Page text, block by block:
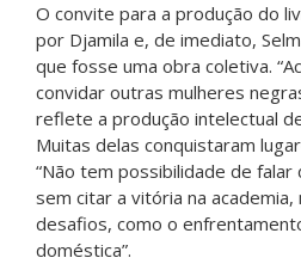
O convite para a produção do
por Djamila e, de imediato,
que fosse uma obra coletiva.
convidar outras mulheres
reflete a produção intelectual
Muitas delas conquistaram
“Não tem possibilidade de falar
sem citar a vitória na
desafios, como o
doméstica”.